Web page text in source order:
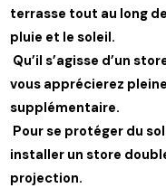
terrasse tout au long
pluie et le soleil.
Qu’il s’agisse d’un
vous apprécierez
supplémentaire.
Pour se protéger du
installer un store
projection.